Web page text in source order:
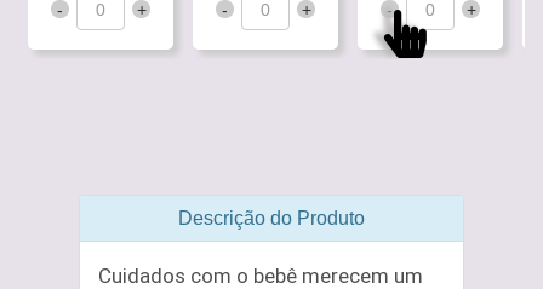
- + - + - +
Descrição do Produto
Cuidados com o bebê merecem um